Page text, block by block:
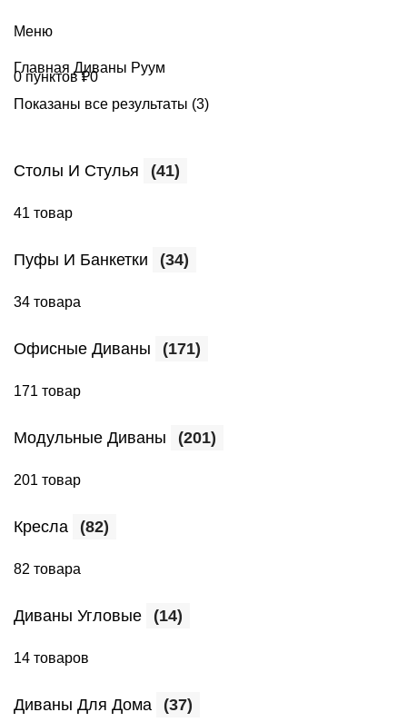
Меню
0пунктов ₽0
Главная Диваны Руум
Показаны все результаты (3)
Столы И Стулья (41)
41 товар
Пуфы И Банкетки (34)
34 товара
Офисные Диваны (171)
171 товар
Модульные Диваны (201)
201 товар
Кресла (82)
82 товара
Диваны Угловые (14)
14 товаров
Диваны Для Дома (37)